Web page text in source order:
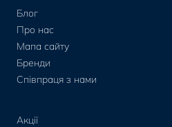
Блог
Про нас
Мапа сайту
Бренди
Співпраця з нами
Акції